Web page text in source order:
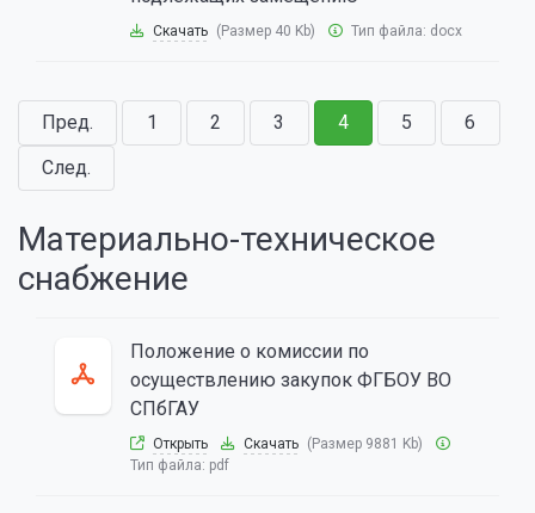
Скачать (Размер 40 Kb) Тип файла: docx
Пред. 1 2 3 4 5
6
След.
Материально-техническое
снабжение
Положение о комиссии по
осуществлению закупок ФГБОУ ВО
СПбГАУ
Открыть Скачать (Размер 9881 Kb)
Тип файла: pdf